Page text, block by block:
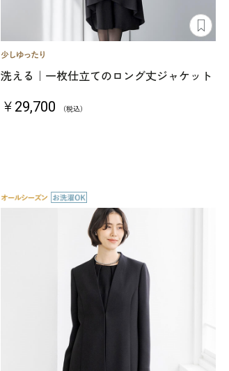
洗える｜一枚仕立てのロング丈ジャケット
￥29,700 （税込）